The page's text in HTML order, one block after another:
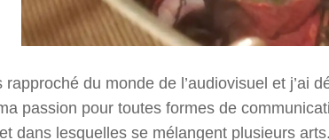
rapproché du monde de l’audiovisuel et j’ai
passion pour toutes formes de
dans lesquelles se mélangent plusieurs